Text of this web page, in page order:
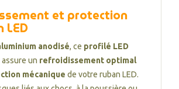
et protection
LED
anodisé, ce profilé LED
assure un refroidissement optimal
mécanique de votre ruban LED.